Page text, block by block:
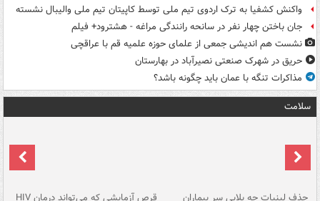
واکنش کشفیا به ترک اردوی تیم ملی توسط کاپیتان تیم ملی والیبال نشسته
جان باختن چهار نفر در سانحه رانندگی مراغه - هشترود+ فیلم
نشست هم اندیشی جمعی از علمای حوزه علمیه قم با عراقچی
حریق در شهرک صنعتی نصیرآباد در بهارستان
مذاکرات تنگه با عمان باید چگونه باشد؟
سلامت
حذف لبنیات چه بلایی سر بیماران قرص آزمایشی که می‌تواند درمان HIV